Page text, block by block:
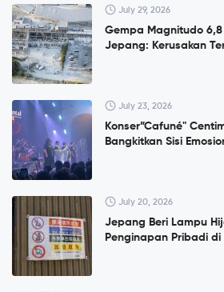
July 29, 2026
Gempa Magnitudo
Jepang: Kerusakan
July 23, 2026
Konser”Cafuné"
Bangkitkan Sisi
July 20, 2026
Jepang Beri Lampu
Penginapan Pribadi di